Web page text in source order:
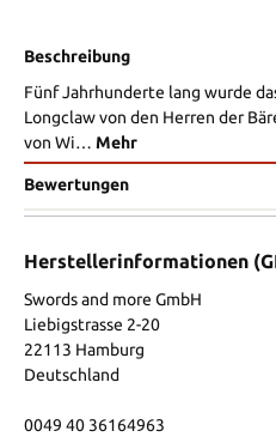
Beschreibung
Fünf Jahrhunderte lang wurde
Longclaw von den Herren der
von Wi… Mehr
Bewertungen
Herstellerinformationen
Swords and more GmbH
Liebigstrasse 2-20
22113 Hamburg
Deutschland
0049 40 36164963